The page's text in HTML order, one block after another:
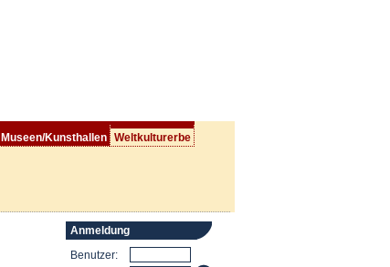
Museen/Kunsthallen Weltkulturerbe
Anmeldung
Benutzer: